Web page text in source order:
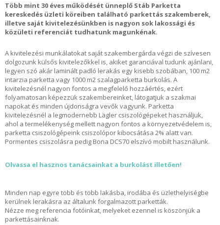
Több mint 30 éves működését ünneplő Stáb Parketta
kereskedés üzleti köreiben található parkettás szakemberek,
illetve saját kivitelezésünkben is nagyon sok lakossági és
közületi referenciát tudhatunk magunkénak.
A kivitelezési munkálatokat saját szakembergárda végzi de szívesen
dolgozunk külsős kivitelezőkkel is, akiket garanciával tudunk ajánlani,
legyen szó akár laminált padló lerakás egy kisebb szobában, 100 m2
intarzia parketta vagy 1000 m2 szalagparketta burkolás. A
kivitelezésnél nagyon fontos a megfelelő hozzáértés, ezért
folyamatosan képezzük szakembereinket, látogatjuk a szakmai
napokat és minden újdonságra vevők vagyunk. Parketta
kivitelezésnél a legmodernebb Lägler csiszológépeket használjuk,
ahol a termelékenység mellett nagyon fontos a környezetvédelem is,
parketta csiszológépeink csiszolópor kibocsátása 2% alatt van.
Pormentes csiszolásra pedig Bona DCS70 elszívó mobilt használunk.
Olvassa el hasznos tanácsainkat a burkolást illetően!
Minden nap egyre több és több lakásba, irodába és üzlethelyiségbe
kerülnek lerakásra az általunk forgalmazott parketták.
Nézze meg referencia fotóinkat, melyeket ezennel is köszönjük a
parkettásainknak.